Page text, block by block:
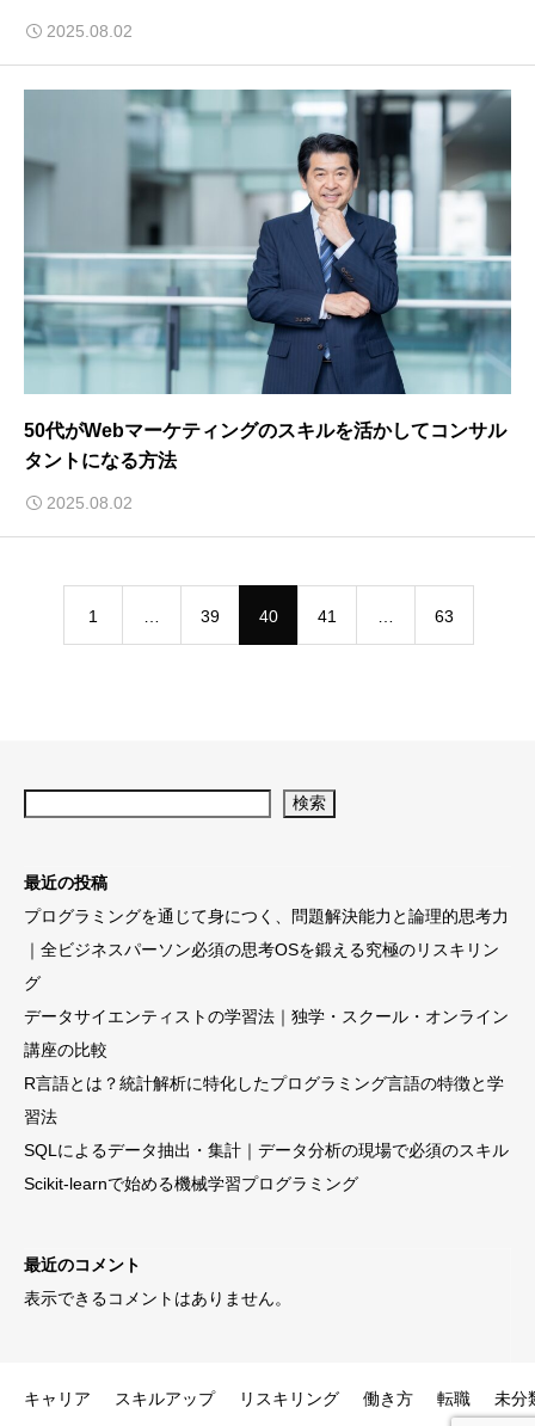
2025.08.02
50代がWebマーケティングのスキルを活かしてコンサル
タントになる方法
2025.08.02
1 39 40 41 63
検索
最近の投稿
プログラミングを通じて身につく、問題解決能力と論理的思考力
｜全ビジネスパーソン必須の思考OSを鍛える究極のリスキリン
グ
データサイエンティストの学習法｜独学・スクール・オンライン
講座の比較
R言語とは？統計解析に特化したプログラミング言語の特徴と学
習法
SQLによるデータ抽出・集計｜データ分析の現場で必須のスキル
Scikit-learnで始める機械学習プログラミング
最近のコメント
表示できるコメントはありません。
キャリア スキルアップ リスキリング 働き方 転職 未分